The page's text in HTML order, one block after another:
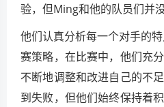
验，但Ming和他的队员们并没
他们认真分析每一个对手的
赛策略，在比赛中，他们充
不断地调整和改进自己的不
到失败，但他们始终保持着